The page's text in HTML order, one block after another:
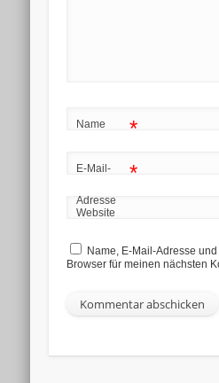
Name *
E-Mail-
Adresse
*
Website
Name, E-Mail-Adresse
Browser für meinen nächsten